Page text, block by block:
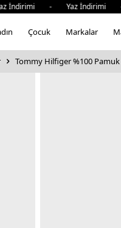
- Yaz
Çocuk Markalar
Tommy Hilfiger %100 Pamuk